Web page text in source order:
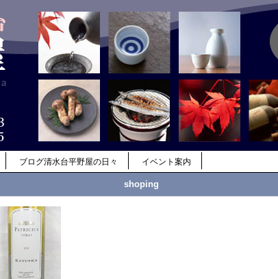
ブログ清水台平野屋の日々 イベント案内
shoping